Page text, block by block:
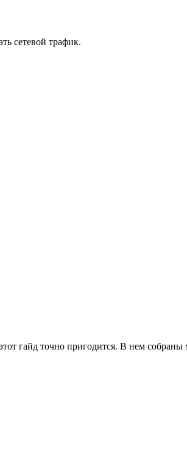
сетевой трафик.
гайд точно пригодится. В нем собраны